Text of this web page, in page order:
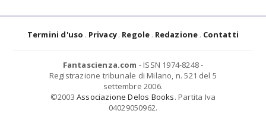
Termini d'uso Privacy Regole Redazione Contatti
Fantascienza.com - ISSN 1974-8248 -
Registrazione tribunale di Milano, n. 521 del 5
settembre 2006.
©2003 Associazione Delos Books. Partita Iva
04029050962.